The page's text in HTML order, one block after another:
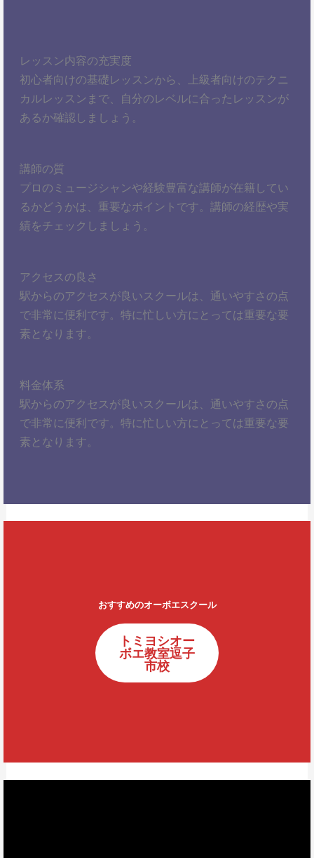
レッスン内容の充実度
初心者向けの基礎レッスンから、上級者向けのテクニ
カルレッスンまで、自分のレベルに合ったレッスンが
あるか確認しましょう。
講師の質
プロのミュージシャンや経験豊富な講師が在籍してい
るかどうかは、重要なポイントです。講師の経歴や実
績をチェックしましょう。
アクセスの良さ
駅からのアクセスが良いスクールは、通いやすさの点
で非常に便利です。特に忙しい方にとっては重要な要
素となります。
料金体系
駅からのアクセスが良いスクールは、通いやすさの点
で非常に便利です。特に忙しい方にとっては重要な要
素となります。
おすすめのオーボエスクール
トミヨシオー
ボエ教室逗子
市校